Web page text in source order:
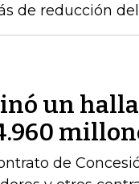
de reducción del
un
de